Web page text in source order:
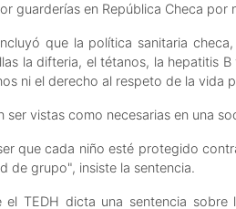
guarderías en República Checa por
que la política sanitaria
la difteria, el tétanos, la hepatitis
ni el derecho al respeto de la vida
ser vistas como necesarias en una
que cada niño esté protegido
de grupo", insiste la sentencia.
TEDH dicta una sentencia